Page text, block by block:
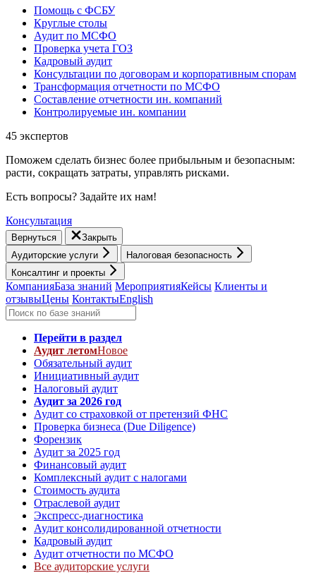
Помощь с ФСБУ
Круглые столы
Аудит по МСФО
Проверка учета ГОЗ
Кадровый аудит
Консультации по договорам и корпоративным спорам
Трансформация отчетности по МСФО
Составление отчетности ин. компаний
Контролируемые ин. компании
45 экспертов
Поможем сделать бизнес более прибыльным и безопасным:
расти, cокращать затраты, управлять рисками.
Есть вопросы? Задайте их нам!
Консультация
Вернуться
Закрыть
Аудиторские услуги
Налоговая безопасность
Консалтинг и проекты
КомпанияБаза знаний МероприятияКейсы Клиенты и
отзывыЦены КонтактыEnglish
Перейти в раздел
Аудит летомНовое
Обязательный аудит
Инициативный аудит
Налоговый аудит
Аудит за 2026 год
Аудит со страховкой от претензий ФНС
Проверка бизнеса (Due Diligence)
Форензик
Аудит за 2025 год
Финансовый аудит
Комплексный аудит с налогами
Стоимость аудита
Отраслевой аудит
Экспресс-диагностика
Аудит консолидированной отчетности
Кадровый аудит
Аудит отчетности по МСФО
Все аудиторские услуги